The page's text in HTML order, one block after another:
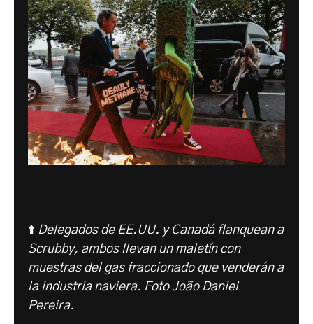
⬆️ Delegados de EE.UU. y Canadá flanquean a
Scrubby, ambos llevan un maletín con
muestras del gas fraccionado que venderán a
la industria naviera. Foto João Daniel
Pereira.